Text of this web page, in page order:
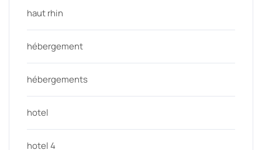
haut rhin
hébergement
hébergements
hotel
hotel 4